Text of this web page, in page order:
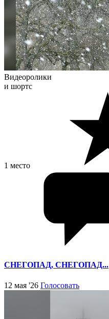
Видеоролики
и шортс
1 место
СНЕГОПАД, СНЕГОПАД...
12 мая '26 Голосовать